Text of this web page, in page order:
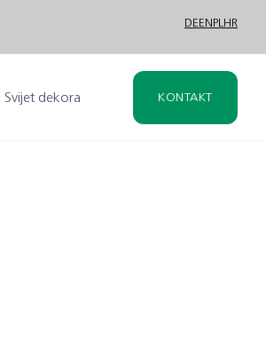
DEENPLHR
Svijet dekora KONTAKT